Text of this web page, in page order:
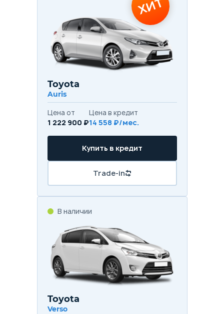
ХИТ
Toyota
Auris
Цена от
1 222 900 ₽
Цена в кредит
14 558 ₽/мес.
Купить в кредит
Trade-in
В наличии
Toyota
Verso